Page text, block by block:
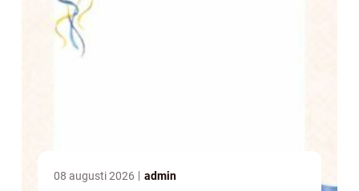
08 augusti 2026 admin